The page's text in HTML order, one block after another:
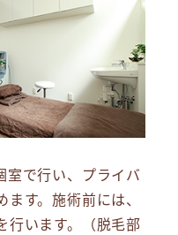
室で行い、プライバ
ます。施術前には、
行います。（脱毛部